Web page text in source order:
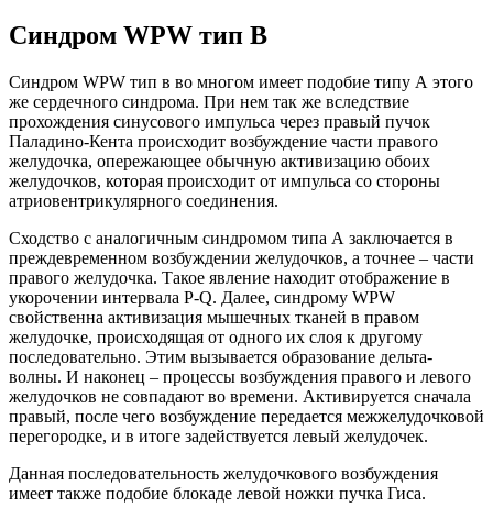
Синдром WPW тип В
Синдром WPW тип в во многом имеет подобие типу А этого
же сердечного синдрома. При нем так же вследствие
прохождения синусового импульса через правый пучок
Паладино-Кента происходит возбуждение части правого
желудочка, опережающее обычную активизацию обоих
желудочков, которая происходит от импульса со стороны
атриовентрикулярного соединения.
Сходство с аналогичным синдромом типа А заключается в
преждевременном возбуждении желудочков, а точнее – части
правого желудочка. Такое явление находит отображение в
укорочении интервала P-Q. Далее, синдрому WPW
свойственна активизация мышечных тканей в правом
желудочке, происходящая от одного их слоя к другому
последовательно. Этим вызывается образование дельта-
волны. И наконец – процессы возбуждения правого и левого
желудочков не совпадают во времени. Активируется сначала
правый, после чего возбуждение передается межжелудочковой
перегородке, и в итоге задействуется левый желудочек.
Данная последовательность желудочкового возбуждения
имеет также подобие блокаде левой ножки пучка Гиса.